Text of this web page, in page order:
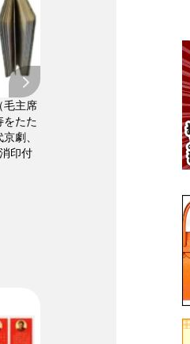
毛主席
をたた
劇、
印付